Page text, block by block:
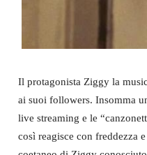
Il protagonista Ziggy la
ai suoi followers. Insomma
live streaming e le
così reagisce con freddezza